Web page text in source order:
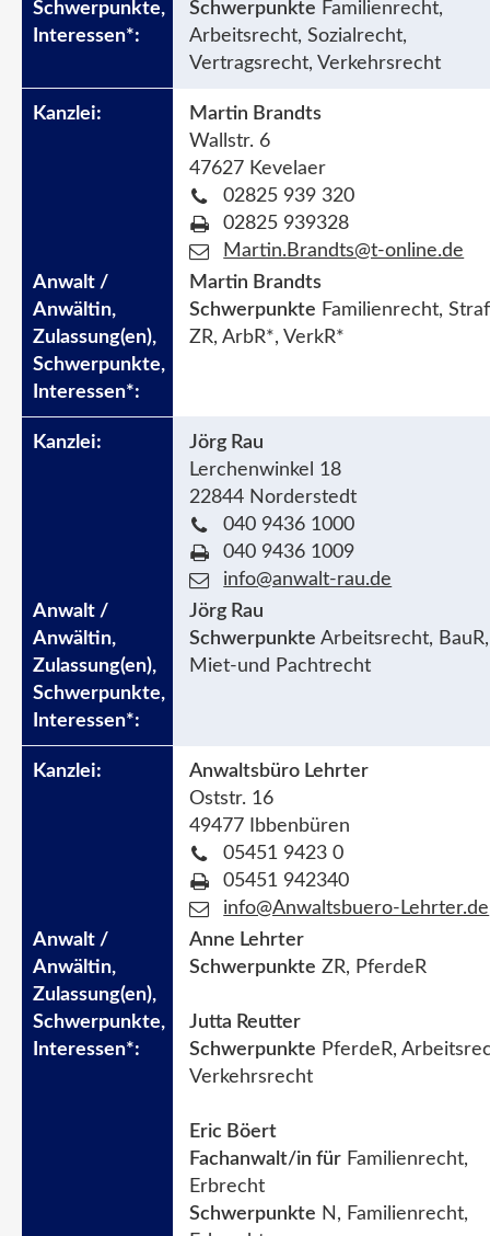
Schwerpunkte Familienrecht,
Arbeitsrecht, Sozialrecht,
Vertragsrecht, Verkehrsrecht
Martin Brandts
Wallstr. 6
47627 Kevelaer
02825 939 320
02825 939328
Martin.Brandts@t-online.de
Martin Brandts
Schwerpunkte Familienrecht,
ZR, ArbR*, VerkR*
Jörg Rau
Lerchenwinkel 18
22844 Norderstedt
040 9436 1000
040 9436 1009
info@anwalt-rau.de
Jörg Rau
Schwerpunkte Arbeitsrecht, BauR,
Miet-und Pachtrecht
Anwaltsbüro Lehrter
Oststr. 16
49477 Ibbenbüren
05451 9423 0
05451 942340
info@Anwaltsbuero-Lehrter.de
Anne Lehrter
Schwerpunkte ZR, PferdeR
Jutta Reutter
Schwerpunkte PferdeR,
Verkehrsrecht
Eric Böert
Fachanwalt/in für Familienrecht,
Erbrecht
Schwerpunkte N, Familienrecht,